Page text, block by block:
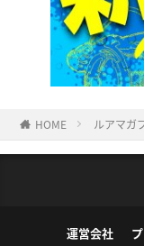
HOME ルアマガ
運営会社